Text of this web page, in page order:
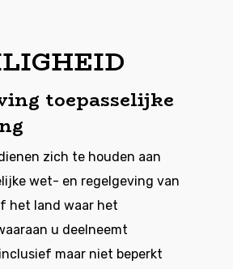
toepasselijke
zich te houden aan
wet- en regelgeving van
het land waar het
u deelneemt
maar niet beperkt